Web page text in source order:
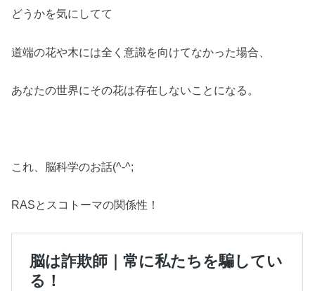
どうかを気にしてて
道端の花や木には全く意識を向けてなかった場合、
あなたの世界にその花は存在しないことになる。
これ、脳科学のお話(^-^;
RASとスコトーマの関係性！